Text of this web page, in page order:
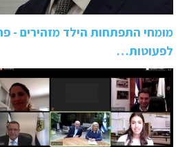
מומחי התפתחות הילד מזהירים -
לפעוטות…